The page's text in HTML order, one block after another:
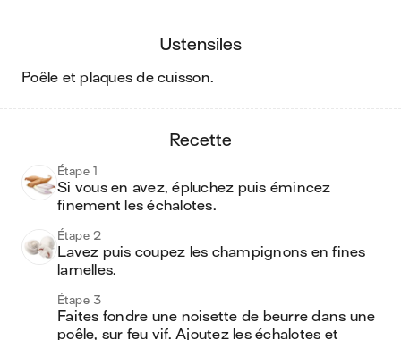
ustensiles
poêle et plaques de cuisson.
recette
Étape 1
Si vous en avez, épluchez puis émincez
finement les échalotes.
Étape 2
Lavez puis coupez les champignons en fines
lamelles.
Étape 3
Faites fondre une noisette de beurre dans une
poêle, sur feu vif. Ajoutez les échalotes et